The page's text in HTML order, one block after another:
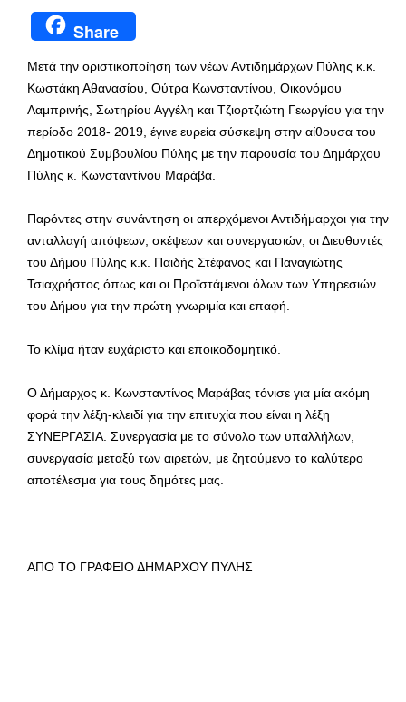
Share
Μετά την οριστικοποίηση των νέων Αντιδημάρχων Πύλης κ.κ.
Κωστάκη Αθανασίου, Ούτρα Κωνσταντίνου, Οικονόμου
Λαμπρινής, Σωτηρίου Αγγέλη και Τζιορτζιώτη Γεωργίου για την
περίοδο 2018- 2019, έγινε ευρεία σύσκεψη στην αίθουσα του
Δημοτικού Συμβουλίου Πύλης με την παρουσία του Δημάρχου
Πύλης κ. Κωνσταντίνου Μαράβα.
Παρόντες στην συνάντηση οι απερχόμενοι Αντιδήμαρχοι για την
ανταλλαγή απόψεων, σκέψεων και συνεργασιών, οι Διευθυντές
του Δήμου Πύλης κ.κ. Παιδής Στέφανος και Παναγιώτης
Τσιαχρήστος όπως και οι Προϊστάμενοι όλων των Υπηρεσιών
του Δήμου για την πρώτη γνωριμία και επαφή.
Το κλίμα ήταν ευχάριστο και εποικοδομητικό.
Ο Δήμαρχος κ. Κωνσταντίνος Μαράβας τόνισε για μία ακόμη
φορά την λέξη-κλειδί για την επιτυχία που είναι η λέξη
ΣΥΝΕΡΓΑΣΙΑ. Συνεργασία με το σύνολο των υπαλλήλων,
συνεργασία μεταξύ των αιρετών, με ζητούμενο το καλύτερο
αποτέλεσμα για τους δημότες μας.
ΑΠΟ ΤΟ ΓΡΑΦΕΙΟ ΔΗΜΑΡΧΟΥ ΠΥΛΗΣ